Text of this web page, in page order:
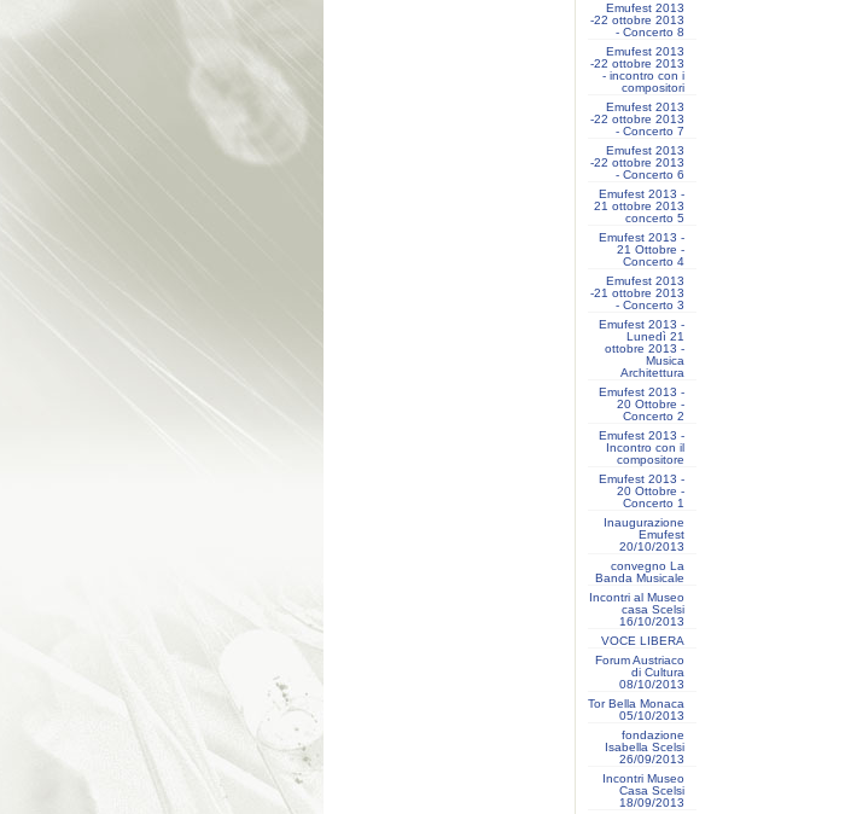
Emufest 2013
-22 ottobre 2013
- Concerto 8
Emufest 2013
-22 ottobre 2013
- incontro con i
compositori
Emufest 2013
-22 ottobre 2013
- Concerto 7
Emufest 2013
-22 ottobre 2013
- Concerto 6
Emufest 2013 -
21 ottobre 2013
concerto 5
Emufest 2013 -
21 Ottobre -
Concerto 4
Emufest 2013
-21 ottobre 2013
- Concerto 3
Emufest 2013 -
Lunedì 21
ottobre 2013 -
Musica
Architettura
Emufest 2013 -
20 Ottobre -
Concerto 2
Emufest 2013 -
Incontro con il
compositore
Emufest 2013 -
20 Ottobre -
Concerto 1
Inaugurazione
Emufest
20/10/2013
convegno La
Banda Musicale
Incontri al Museo
casa Scelsi
16/10/2013
VOCE LIBERA
Forum Austriaco
di Cultura
08/10/2013
Tor Bella Monaca
05/10/2013
fondazione
Isabella Scelsi
26/09/2013
Incontri Museo
Casa Scelsi
18/09/2013